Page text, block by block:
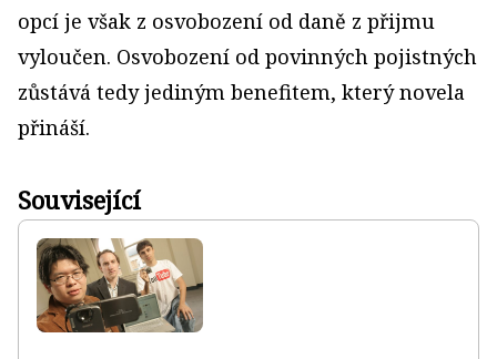
opcí je však z osvobození od daně z přijmu
vyloučen. Osvobození od povinných pojistných
zůstává tedy jediným benefitem, který novela
přináší.
Související